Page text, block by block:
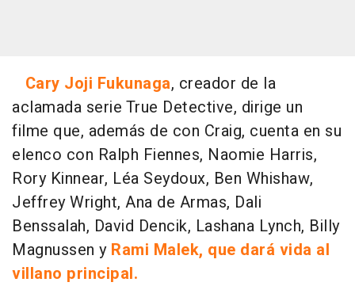
Cary Joji Fukunaga, creador de la
aclamada serie True Detective, dirige un
filme que, además de con Craig, cuenta en su
elenco con Ralph Fiennes, Naomie Harris,
Rory Kinnear, Léa Seydoux, Ben Whishaw,
Jeffrey Wright, Ana de Armas, Dali
Benssalah, David Dencik, Lashana Lynch, Billy
Magnussen y Rami Malek, que dará vida al
villano principal.